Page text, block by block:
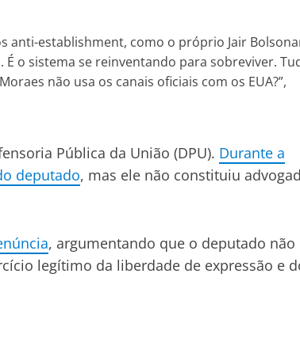
anti-establishment, como o próprio Jair
o sistema se reinventando para sobreviver.
não usa os canais oficiais com os EUA?”,
Pública da União (DPU). Durante a
deputado, mas ele não constituiu
, argumentando que o deputado não
legítimo da liberdade de expressão e